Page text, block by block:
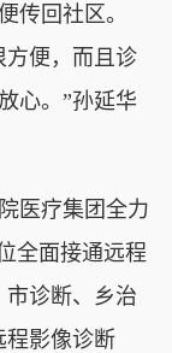
传回社区。
方便，而且诊
心。”孙延华
医疗集团全力
全面接通远程
市诊断、乡治
程影像诊断